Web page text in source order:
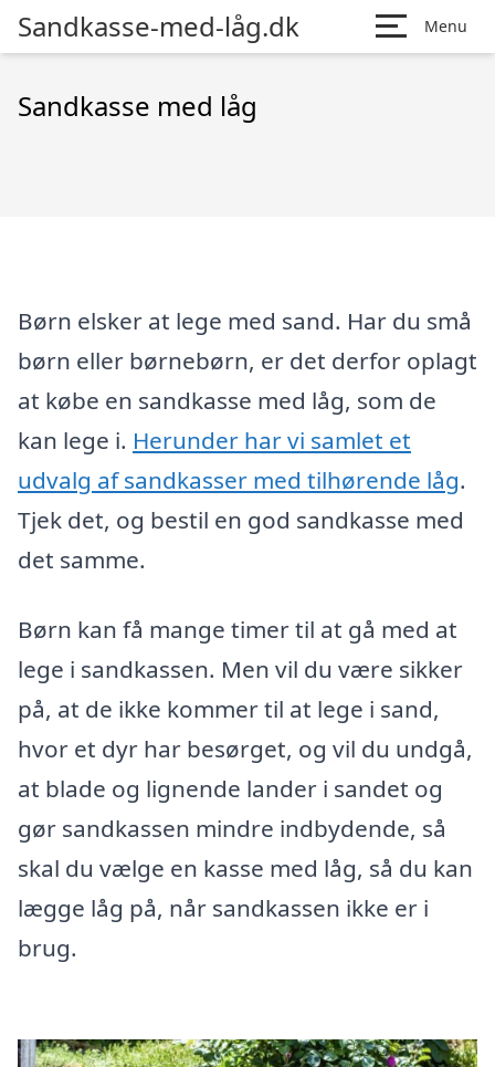
Sandkasse-med-låg.dk Menu
Sandkasse med låg
Børn elsker at lege med sand. Har du små
børn eller børnebørn, er det derfor oplagt
at købe en sandkasse med låg, som de
kan lege i. Herunder har vi samlet et
udvalg af sandkasser med tilhørende låg.
Tjek det, og bestil en god sandkasse med
det samme.
Børn kan få mange timer til at gå med at
lege i sandkassen. Men vil du være sikker
på, at de ikke kommer til at lege i sand,
hvor et dyr har besørget, og vil du undgå,
at blade og lignende lander i sandet og
gør sandkassen mindre indbydende, så
skal du vælge en kasse med låg, så du kan
lægge låg på, når sandkassen ikke er i
brug.